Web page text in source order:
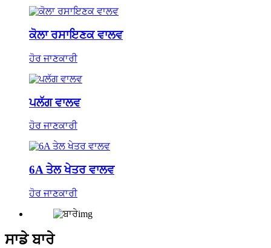
ਕੋਲਾ ਰਸਾਇਣਕ ਵਾਲਵ
ਹੋਰ ਜਾਣਕਾਰੀ
ਪਲੱਗ ਵਾਲਵ
ਹੋਰ ਜਾਣਕਾਰੀ
6A ਤੇਲ ਖੇਤਰ ਵਾਲਵ
ਹੋਰ ਜਾਣਕਾਰੀ
ਸਾਡੇ ਬਾਰੇ